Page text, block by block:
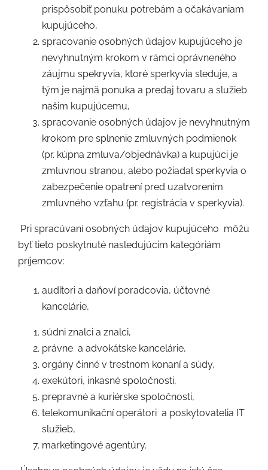
prispôsobiť ponuku potrebám a očakávaniam
kupujúceho,
spracovanie osobných údajov kupujúceho je
nevyhnutným krokom v rámci oprávneného
záujmu spekryvia, ktoré sperkyvia sleduje, a
tým je najmä ponuka a predaj tovaru a služieb
našim kupujúcemu,
spracovanie osobných údajov je nevyhnutným
krokom pre splnenie zmluvných podmienok
(pr. kúpna zmluva/objednávka) a kupujúci je
zmluvnou stranou, alebo požiadal sperkyvia o
zabezpečenie opatrení pred uzatvorením
zmluvného vzťahu (pr. registrácia v sperkyvia).
Pri spracúvaní osobných údajov kupujúceho môžu
byť tieto poskytnuté nasledujúcim kategóriám
príjemcov:
audítori a daňoví poradcovia, účtovné
kancelárie,
súdni znalci a znalci,
právne a advokátske kancelárie,
orgány činné v trestnom konaní a súdy,
exekútori, inkasné spoločnosti,
prepravné a kuriérske spoločnosti,
telekomunikační operátori a poskytovatelia IT
služieb,
marketingové agentúry.